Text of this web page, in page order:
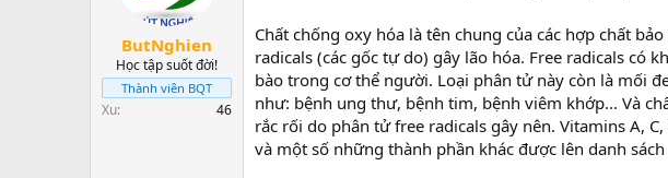
t
e
r
ButNghien
Học tập suốt đời!
Thành viên BQT
Xu 46
Chất chống oxy hóa là tên chung của các hợp chất
radicals (các gốc tự do) gây lão hóa. Free radicals có
bào trong cơ thể người. Loại phân tử này còn là mối
như: bệnh ung thư, bệnh tim, bệnh viêm khớp... Và
rắc rối do phân tử free radicals gây nên. Vitamins A,
và một số những thành phần khác được lên danh